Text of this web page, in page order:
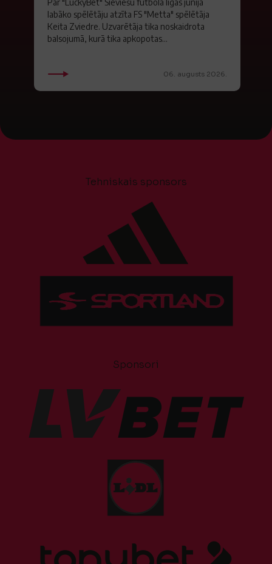
Par "LuckyBet" Sieviešu futbola līgas jūnija
labāko spēlētāju atzīta FS "Metta" spēlētāja
Keita Zviedre. Uzvarētāja tika noskaidrota
balsojumā, kurā tika apkopotas...
06. augusts 2026.
Tehniskais sponsors
Sponsori